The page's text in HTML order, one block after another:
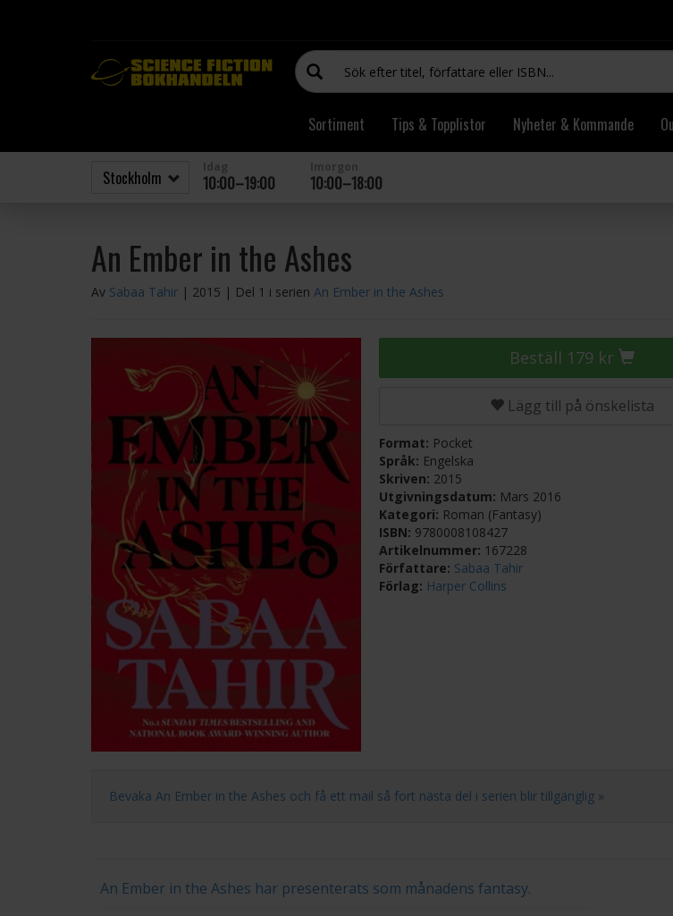
Sortiment Tips & Topplistor Nyheter & Kommande
10:00–19:00 10:00–18:00
An Ember in the Ashes
Av Sabaa Tahir | 2015 | Del 1 i serien An Ember in the Ashes
Beställ 179 kr
Lägg till på önskelista
Format: Pocket
Språk: Engelska
Skriven: 2015
Utgivningsdatum: Mars 2016
Kategori: Roman (Fantasy)
ISBN: 9780008108427
Artikelnummer: 167228
Författare: Sabaa Tahir
Förlag: Harper Collins
Bevaka An Ember in the Ashes och få ett mail så fort nästa del i serien blir tillgänglig »
An Ember in the Ashes har presenterats som månadens fantasy.